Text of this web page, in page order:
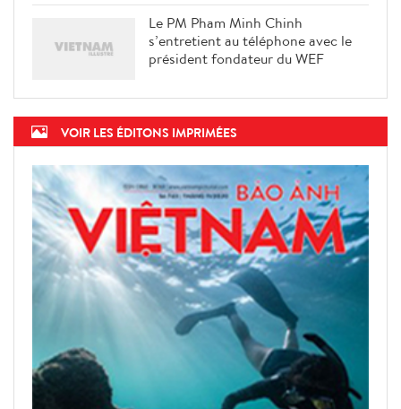
Le PM Pham Minh Chinh
s’entretient au téléphone avec le
président fondateur du WEF
VOIR LES ÉDITONS IMPRIMÉES